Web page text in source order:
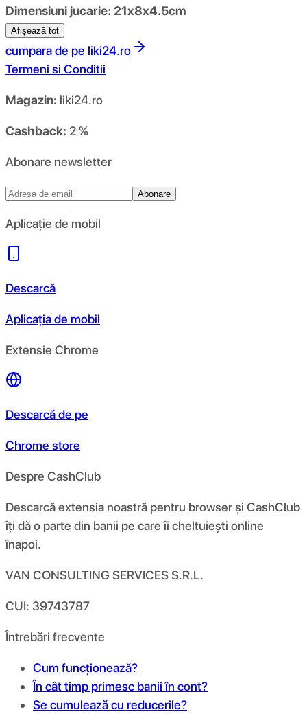
Dimensiuni jucarie: 21x8x4.5cm
Afișează tot
cumpara de pe liki24.ro
Termeni si Conditii
Magazin: liki24.ro
Cashback: 2 %
Abonare newsletter
Abonare
Aplicație de mobil
Descarcă
Aplicația de mobil
Extensie Chrome
Descarcă de pe
Chrome store
Despre CashClub
Descarcă extensia noastră pentru browser și CashClub
îți dă o parte din banii pe care îi cheltuiești online
înapoi.
VAN CONSULTING SERVICES S.R.L.
CUI: 39743787
Întrebări frecvente
Cum funcționează?
În cât timp primesc banii în cont?
Se cumulează cu reducerile?